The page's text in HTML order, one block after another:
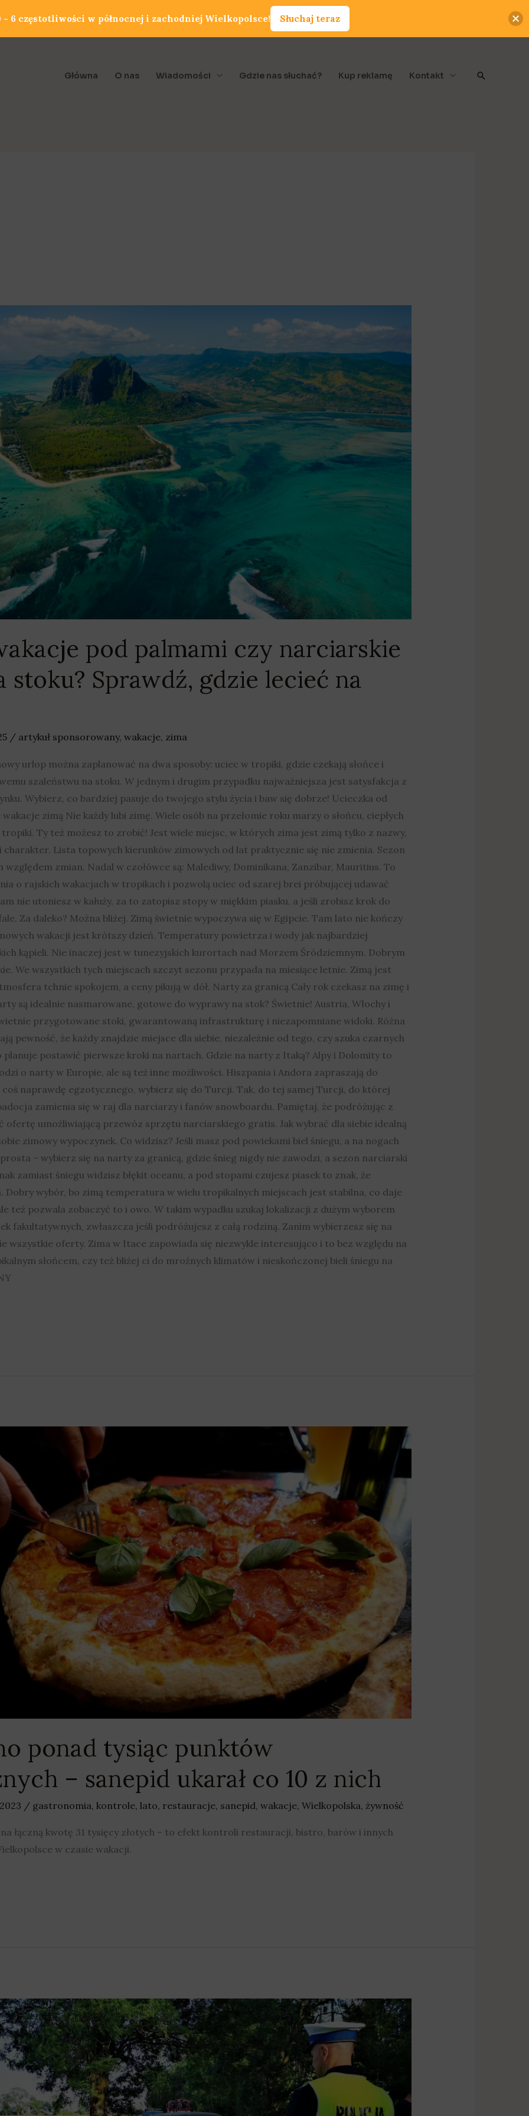
Główna O nas Wiadomości Gdzie nas słuchać? Kup reklamę Kontakt Szukaj
pod palmami czy narciarskie
stoku? Sprawdź, gdzie lecieć na
/ artykuł sponsorowany, wakacje, zima
urlop można zaplanować na dwa sposoby: uciec w tropiki, gdzie czekają słońce i
szaleństwu na stoku. W jednym i drugim przypadku najważniejsza jest satysfakcja z
Wybierz, co bardziej pasuje do twojego stylu życia i baw się dobrze! Ucieczka od
zimą Nie każdy lubi zimę. Wiele osób na przełomie roku marzy o słońcu, ciepłych
Ty też możesz to zrobić! Jest wiele miejsc, w których zima jest zimą tylko z nazwy,
Lista topowych kierunków zimowych od lat praktycznie się nie zmienia. Sezon
zmian. Nadal w czołówce są: Malediwy, Dominikana, Zanzibar, Mauritius. To
o rajskich wakacjach w tropikach i pozwolą uciec od szarej brei próbującej udawać
nie utoniesz w kałuży, za to zatopisz stopy w miękkim piasku, a jeśli zrobisz krok do
Za daleko? Można bliżej. Zimą świetnie wypoczywa się w Egipcie. Tam lato nie kończy
wakacji jest krótszy dzień. Temperatury powietrza i wody jak najbardziej
kąpieli. Nie inaczej jest w tunezyjskich kurortach nad Morzem Śródziemnym. Dobrym
We wszystkich tych miejscach szczyt sezonu przypada na miesiące letnie. Zimą jest
tchnie spokojem, a ceny pikują w dół. Narty za granicą Cały rok czekasz na zimę i
są idealnie nasmarowane, gotowe do wyprawy na stok? Świetnie! Austria, Włochy i
przygotowane stoki, gwarantowaną infrastrukturę i niezapomniane widoki. Różna
pewność, że każdy znajdzie miejsce dla siebie, niezależnie od tego, czy szuka czarnych
postawić pierwsze kroki na nartach. Gdzie na narty z Itaką? Alpy i Dolomity to
o narty w Europie, ale są też inne możliwości. Hiszpania i Andora zapraszają do
coś naprawdę egzotycznego, wybierz się do Turcji. Tak, do tej samej Turcji, do której
zamienia się w raj dla narciarzy i fanów snowboardu. Pamiętaj, że podróżując z
umożliwiającą przewóz sprzętu narciarskiego gratis. Jak wybrać dla siebie idealną
zimowy wypoczynek. Co widzisz? Jeśli masz pod powiekami biel śniegu, a na nogach
– wybierz się na narty za granicą, gdzie śnieg nigdy nie zawodzi, a sezon narciarski
zamiast śniegu widzisz błękit oceanu, a pod stopami czujesz piasek to znak, że
wybór, bo zimą temperatura w wielu tropikalnych miejscach jest stabilna, co daje
też pozwala zobaczyć to i owo. W takim wypadku szukaj lokalizacji z dużym wyborem
fakultatywnych, zwłaszcza jeśli podróżujesz z całą rodziną. Zanim wybierzesz się na
wszystkie oferty. Zima w Itace zapowiada się niezwykle interesująco i to bez względu na
słońcem, czy też bliżej ci do mroźnych klimatów i nieskończonej bieli śniegu na
ponad tysiąc punktów
– sanepid ukarał co 10 z nich
/ gastronomia, kontrole, lato, restauracje, sanepid, wakacje, Wielkopolska, żywność
łączną kwotę 31 tysięcy złotych – to efekt kontroli restauracji, bistro, barów i innych
w czasie wakacji.
6 częstotliwości w północnej i zachodniej Wielkopolsce! Słuchaj teraz